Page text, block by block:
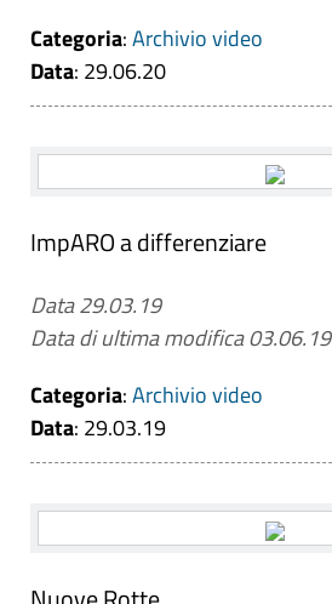
Categoria:Archivio video
Data: 29.06.20
ImpARO a differenziare
Data 29.03.19
Data di ultima modifica 03.06.19
Categoria:Archivio video
Data: 29.03.19